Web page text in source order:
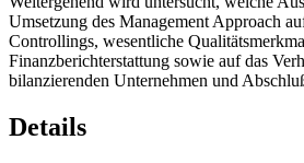
Umsetzung des Management Approach
Controllings, wesentliche
Finanzberichterstattung sowie auf das
bilanzierenden Unternehmen und
Details